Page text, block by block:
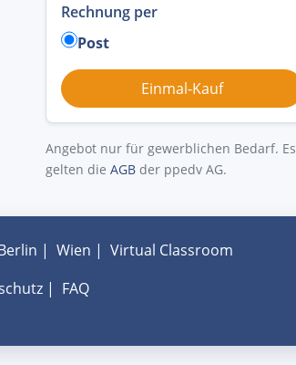
Rechnung per
Post
Angebot nur für gewerblichen Bedarf. Es
gelten die AGB der ppedv AG.
| Wien | Virtual Classroom
| FAQ